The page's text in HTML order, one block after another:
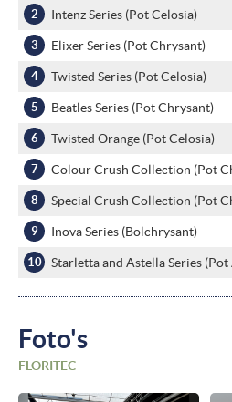
Intenz Series (Pot Celosia)
Elixer Series (Pot Chrysant)
Twisted Series (Pot Celosia)
Beatles Series (Pot Chrysant)
Twisted Orange (Pot Celosia)
Colour Crush Collection (Pot
Special Crush Collection (Pot
Inova Series (Bolchrysant)
Starletta and Astella Series (Pot
Foto's
FLORITEC